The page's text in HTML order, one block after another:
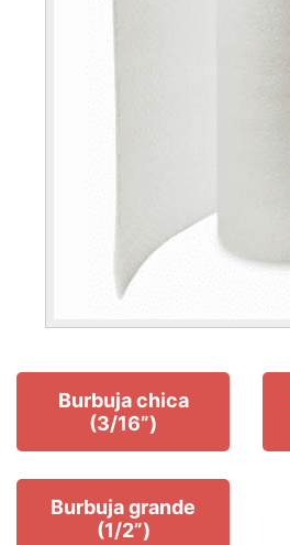
Burbuja chica
(3/16”)
Burbuja grande
(1/2”)